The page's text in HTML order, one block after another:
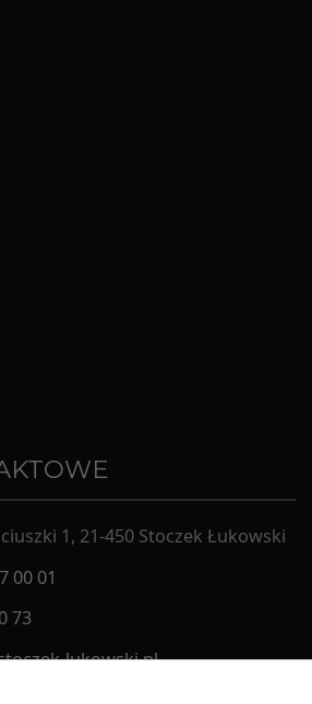
1, 21-450 Stoczek Łukowski
00 01
73
lukowski.pl